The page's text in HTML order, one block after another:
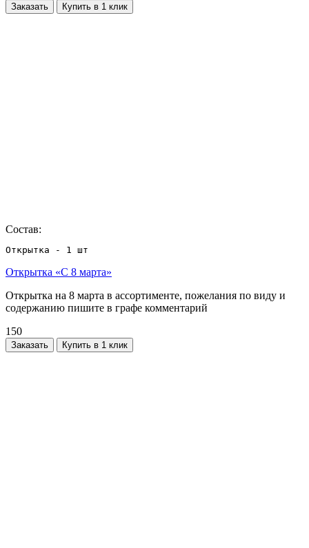
Заказать Купить в 1 клик
Состав:
Открытка - 1 шт
Открытка «С 8 марта»
Открытка на 8 марта в ассортименте, пожелания по виду и
содержанию пишите в графе комментарий
150
Заказать Купить в 1 клик